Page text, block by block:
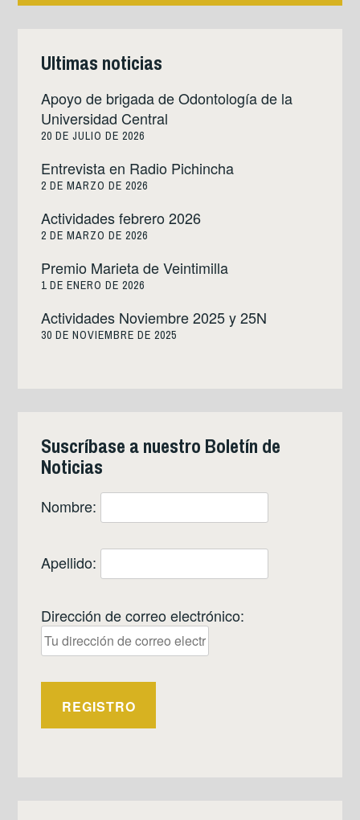
Ultimas noticias
Apoyo de brigada de Odontología de la
Universidad Central
20 DE JULIO DE 2026
Entrevista en Radio Pichincha
2 DE MARZO DE 2026
Actividades febrero 2026
2 DE MARZO DE 2026
Premio Marieta de Veintimilla
1 DE ENERO DE 2026
Actividades Noviembre 2025 y 25N
30 DE NOVIEMBRE DE 2025
Suscríbase a nuestro Boletín de
Noticias
Nombre:
Apellido:
Dirección de correo electrónico: